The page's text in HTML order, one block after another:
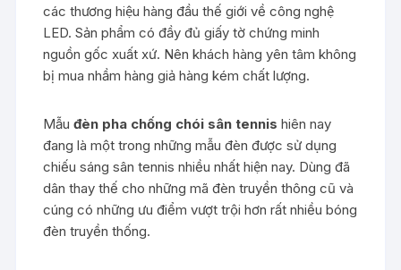
các thương hiệu hàng đầu thế giới về công nghệ
LED. Sản phẩm có đầy đủ giấy tờ chứng minh
nguồn gốc xuất xứ. Nên khách hàng yên tâm không
bị mua nhầm hàng giả hàng kém chất lượng.
Mẫuđèn pha chống chói sân tennis hiên nay
đang là một trong những mẫu đèn được sử dụng
chiếu sáng sân tennis nhiều nhất hiện nay. Dùng đã
dân thay thế cho những mã đèn truyền thông cũ và
cúng có những ưu điểm vượt trội hơn rất nhiều bóng
đèn truyền thống.